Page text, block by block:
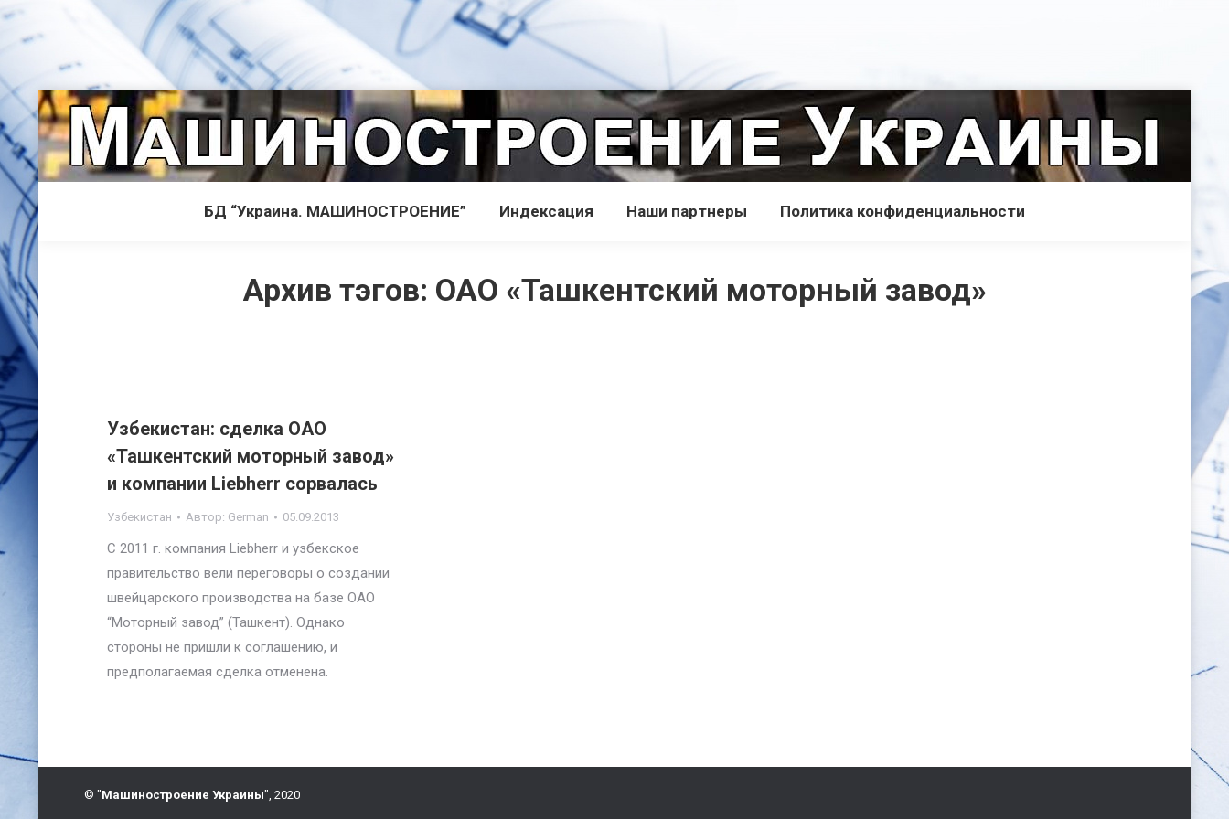
БД “Украина. МАШИНОСТРОЕНИЕ” Индекcация Наши партнеры Политика конфиденциальности
Архив тэгов: ОАО «Ташкентский моторный завод»
Узбекистан: сделка ОАО
«Ташкентский моторный завод»
и компании Liebherr сорвалась
Узбекистан Автор: German 05.09.2013
С 2011 г. компания Liebherr и узбекское
правительство вели переговоры о создании
швейцарского производства на базе ОАО
“Моторный завод” (Ташкент). Однако
стороны не пришли к соглашению, и
предполагаемая сделка отменена.
© "Машиностроение Украины", 2020